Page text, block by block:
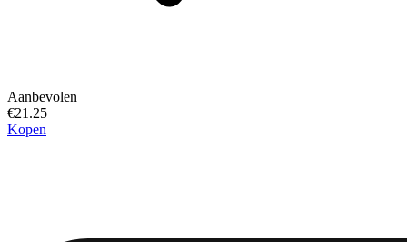
Aanbevolen
€21.25
Kopen